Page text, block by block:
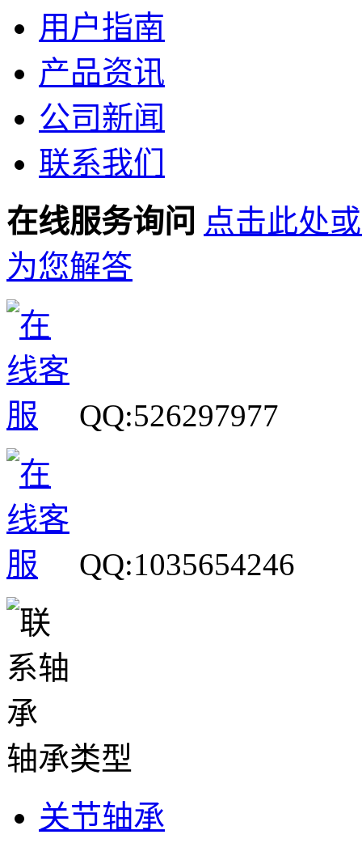
用户指南
产品资讯
公司新闻
联系我们
在线服务询问 点击此处
为您解答
QQ:526297977
QQ:1035654246
轴承类型
关节轴承